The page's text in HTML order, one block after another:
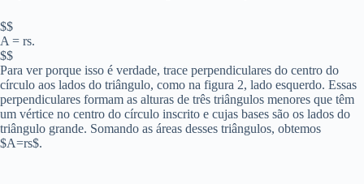
$$
A = rs.
$$
Para ver porque isso é verdade, trace perpendiculares do centro do
círculo aos lados do triângulo, como na figura 2, lado esquerdo. Essas
perpendiculares formam as alturas de três triângulos menores que têm
um vértice no centro do círculo inscrito e cujas bases são os lados do
triângulo grande. Somando as áreas desses triângulos, obtemos
$A=rs$.